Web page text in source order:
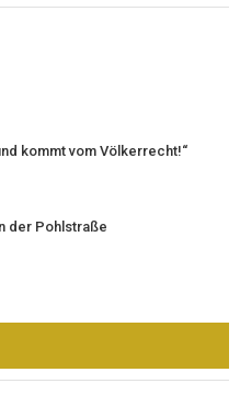
kommt vom Völkerrecht!“
der Pohlstraße